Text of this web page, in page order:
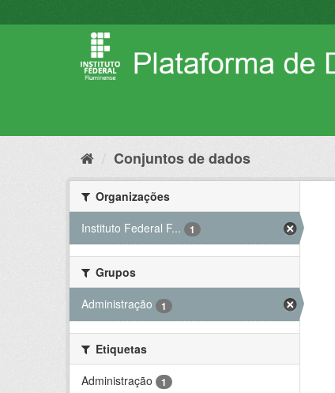
para
Conjuntos de dados
Organizações
Instituto Federal F...
1
Grupos
Administração
1
Etiquetas
Administração
1